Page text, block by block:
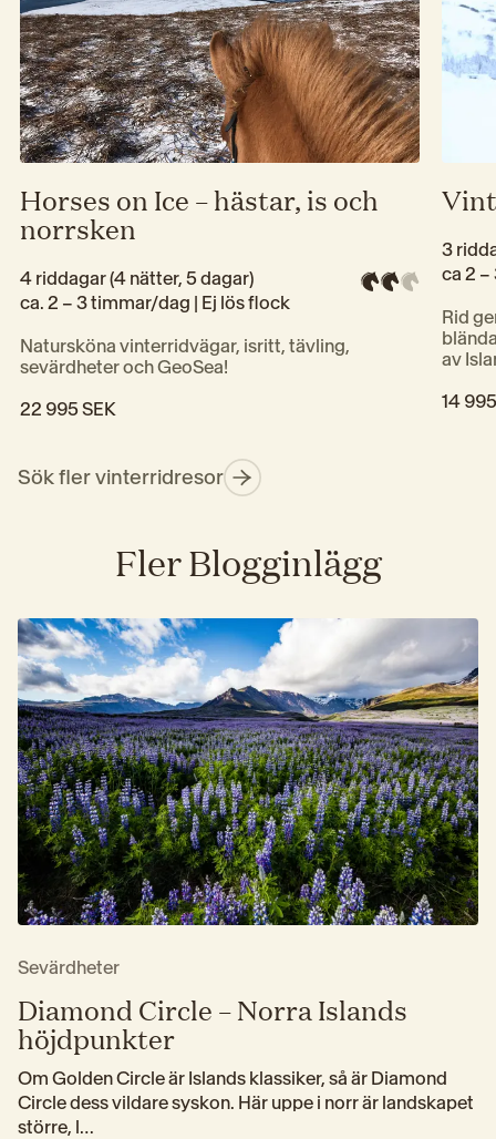
Horses on Ice – hästar, is och
norrsken
4 riddagar (4 nätter, 5 dagar)
ca. 2 – 3 timmar/dag | Ej lös flock
Natursköna vinterridvägar, isritt, tävling,
sevärdheter och GeoSea!
22 995 SEK
3
ca 2 –
Rid
av
14
Sök fler vinterridresor
Fler Blogginlägg
Sevärdheter
Diamond Circle – Norra Islands
höjdpunkter
Om Golden Circle är Islands klassiker, så är Diamond
Circle dess vildare syskon. Här uppe i norr är landskapet
större, l…